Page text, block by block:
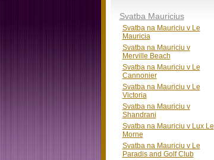
Svatba Mauricius
Svatba na Mauriciu v Le
Mauricia
Svatba na Mauriciu v
Merville Beach
Svatba na Mauriciu v Le
Cannonier
Svatba na Mauriciu v Le
Victoria
Svatba na Mauriciu v
Shandrani
Svatba na Mauriciu v Lux Le
Morne
Svatba na Mauriciu v Le
Paradis and Golf Club